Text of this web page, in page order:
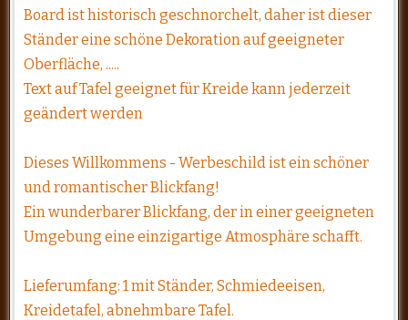
Board ist historisch geschnorchelt, daher ist dieser
Ständer eine schöne Dekoration auf geeigneter
Oberfläche, .....
Text auf Tafel geeignet für Kreide kann jederzeit
geändert werden
Dieses Willkommens - Werbeschild ist ein schöner
und romantischer Blickfang!
Ein wunderbarer Blickfang, der in einer geeigneten
Umgebung eine einzigartige Atmosphäre schafft.
Lieferumfang: 1 mit Ständer, Schmiedeeisen,
Kreidetafel, abnehmbare Tafel.